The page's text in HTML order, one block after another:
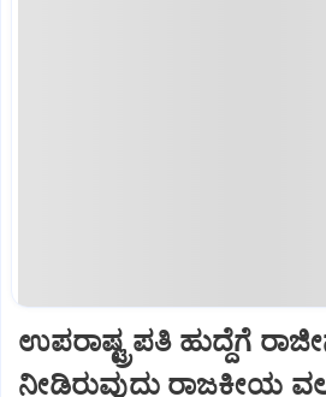
ಉಪರಾಷ್ಟ್ರಪತಿ ಹುದ್ದೆಗೆ
ನೀಡಿರುವುದು ರಾಜಕೀಯ